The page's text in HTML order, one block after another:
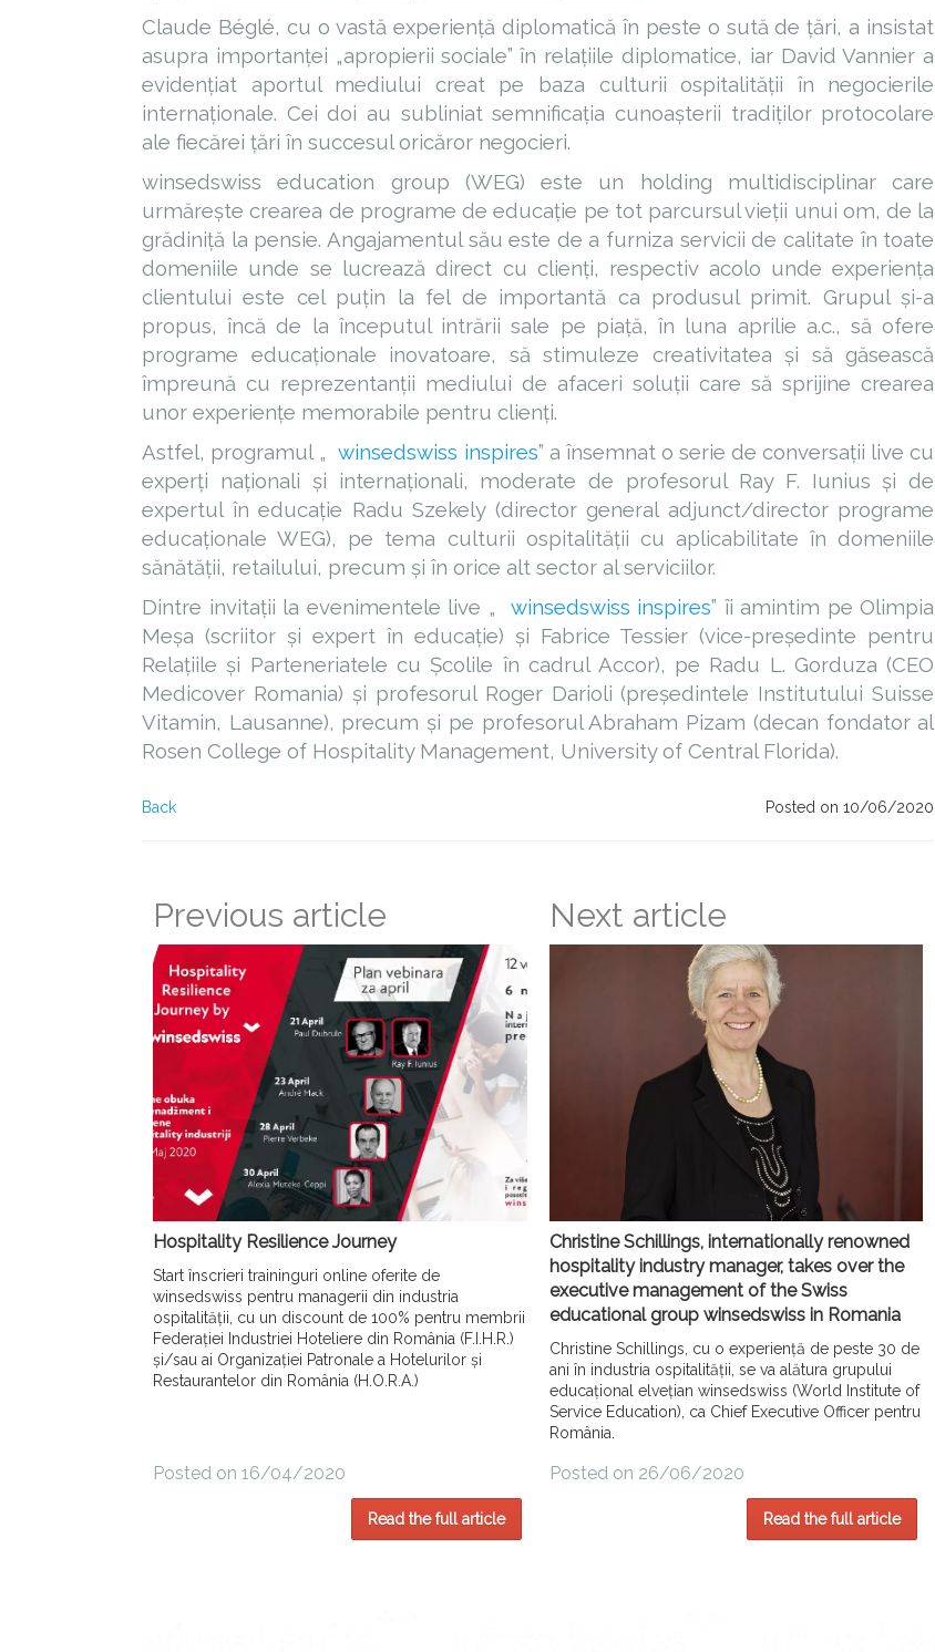
Claude Béglé, cu o vastă experiență diplomatică în peste o sută de țări, a insistat
asupra importanței „apropierii sociale” în relațiile diplomatice, iar David Vannier a
evidențiat aportul mediului creat pe baza culturii ospitalității în negocierile
internaționale. Cei doi au subliniat semnificația cunoașterii tradiților protocolare
ale fiecărei țări în succesul oricăror negocieri.
winsedswiss education group (WEG) este un holding multidisciplinar care
urmărește crearea de programe de educație pe tot parcursul vieții unui om, de la
grădiniță la pensie. Angajamentul său este de a furniza servicii de calitate în toate
domeniile unde se lucrează direct cu clienți, respectiv acolo unde experiența
clientului este cel puțin la fel de importantă ca produsul primit. Grupul și-a
propus, încă de la începutul intrării sale pe piață, în luna aprilie a.c., să ofere
programe educaționale inovatoare, să stimuleze creativitatea și să găsească
împreună cu reprezentanții mediului de afaceri soluții care să sprijine crearea
unor experiențe memorabile pentru clienți.
Astfel, programul „ winsedswiss inspires” a însemnat o serie de conversații live cu
experți naționali și internaționali, moderate de profesorul Ray F. Iunius și de
expertul în educație Radu Szekely (director general adjunct/director programe
educaționale WEG), pe tema culturii ospitalității cu aplicabilitate în domeniile
sănătății, retailului, precum și în orice alt sector al serviciilor.
Dintre invitații la evenimentele live „ winsedswiss inspires” îi amintim pe Olimpia
Meșa (scriitor și expert în educație) și Fabrice Tessier (vice-președinte pentru
Relațiile și Parteneriatele cu Școlile în cadrul Accor), pe Radu L. Gorduza (CEO
Medicover Romania) și profesorul Roger Darioli (președintele Institutului Suisse
Vitamin, Lausanne), precum și pe profesorul Abraham Pizam (decan fondator al
Rosen College of Hospitality Management, University of Central Florida).
Back Posted on 10/06/2020
Previous article
Hospitality Resilience Journey
Start înscrieri traininguri online oferite de
winsedswiss pentru managerii din industria
ospitalității, cu un discount de 100% pentru membrii
Federației Industriei Hoteliere din România (F.I.H.R.)
și/sau ai Organizației Patronale a Hotelurilor și
Restaurantelor din România (H.O.R.A.)
Posted on 16/04/2020
Read the full article
Next article
Christine Schillings, internationally renowned
hospitality industry manager, takes over the
executive management of the Swiss
educational group winsedswiss in Romania
Christine Schillings, cu o experiență de peste 30 de
ani în industria ospitalității, se va alătura grupului
educațional elvețian winsedswiss (World Institute of
Service Education), ca Chief Executive Officer pentru
România.
Posted on 26/06/2020
Read the full article